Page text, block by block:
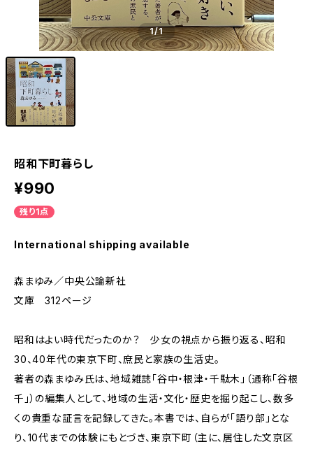
1/1
昭和下町暮らし
¥990
残り1点
International shipping available
森まゆみ／中央公論新社
文庫 312ページ
昭和はよい時代だったのか？ 少女の視点から振り返る、昭和
30、40年代の東京下町、庶民と家族の生活史。
著者の森まゆみ氏は、地域雑誌「谷中・根津・千駄木」（通称「谷根
千」）の編集人として、地域の生活・文化・歴史を掘り起こし、数多
くの貴重な証言を記録してきた。本書では、自らが「語り部」とな
り、10代までの体験にもとづき、東京下町（主に、居住した文京区